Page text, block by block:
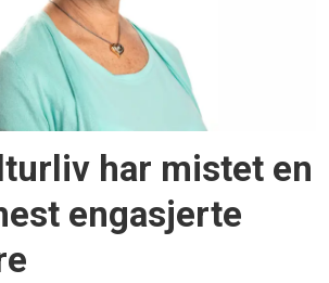
har mistet en
engasjerte